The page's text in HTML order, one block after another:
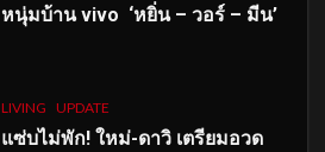
หนุ่มบ้าน vivo ‘หยิ่น – วอร์ – มีน’
LIVING UPDATE
แซ่บไม่พัก! ใหม่-ดาวิ เตรียมอวด